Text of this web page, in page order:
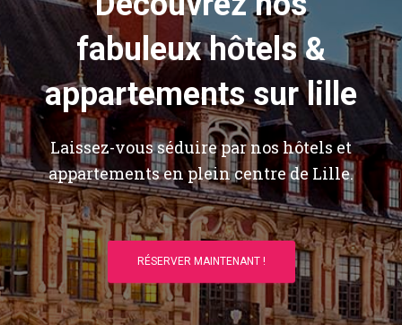
fabuleux hôtels &
appartements sur lille
Laissez-vous séduire par nos hôtels et
appartements en plein centre de Lille.
RÉSERVER MAINTENANT !